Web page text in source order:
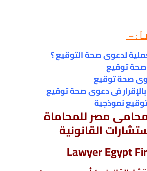
: –
لدعوى صحة التوقيع ؟
صحة توقيع
صحة توقيع
فى دعوى صحة توقيع
نموذجية
مصر للمحاماة
القانونية
Lawyer Egypt